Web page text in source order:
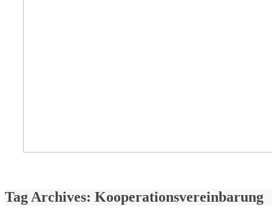
Tag Archives: Kooperationsvereinbarung